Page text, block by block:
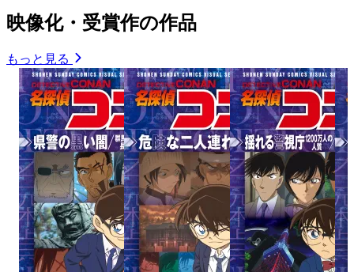
映像化・受賞作の作品
もっと見る